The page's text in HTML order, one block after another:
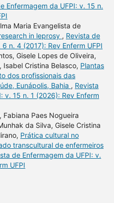
Enfermagem da UFPI: v. 15 n.
Maria Evangelista de
in leprosy , Revista de
n. 4 (2017): Rev Enferm UFPI
Gisele Lopes de Oliveira,
Isabel Cristina Belasco, Plantas
dos profissionais das
Eunápolis, Bahia , Revista
v. 15 n. 1 (2026): Rev Enferm
Paes Nogueira
da Silva, Gisele Cristina
Prática cultural no
transcultural de enfermeiros
de Enfermagem da UFPI: v.
UFPI